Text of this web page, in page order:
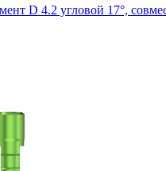
D 4.2 угловой 17°,